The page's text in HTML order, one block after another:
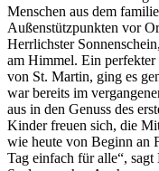
Menschen aus dem
Außenstütz­punkten vor
Herrlichster
am Himmel. Ein
von St. Mar­tin, ging es
war bereits im
aus in den Genuss des
Kinder freuen sich, die
wie heute von Beginn an
Tag einfach für alle“,